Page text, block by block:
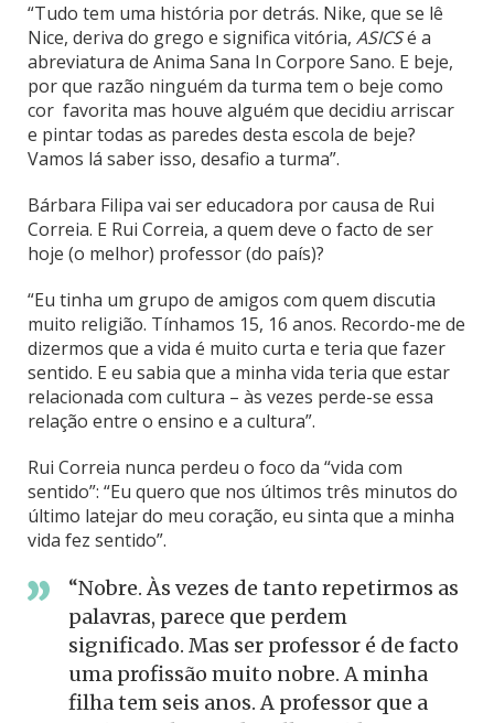
“Tudo tem uma história por detrás. Nike, que se lê
Nice, deriva do grego e significa vitória, ASICSé a
abreviatura de Anima Sana In Corpore Sano. E beje,
por que razão ninguém da turma tem o beje como
cor favorita mas houve alguém que decidiu arriscar
e pintar todas as paredes desta escola de beje?
Vamos lá saber isso, desafio a turma”.
Bárbara Filipa vai ser educadora por causa de Rui
Correia. E Rui Correia, a quem deve o facto de ser
hoje (o melhor) professor (do país)?
“Eu tinha um grupo de amigos com quem discutia
muito religião. Tínhamos 15, 16 anos. Recordo-me de
dizermos que a vida é muito curta e teria que fazer
sentido. E eu sabia que a minha vida teria que estar
relacionada com cultura – às vezes perde-se essa
relação entre o ensino e a cultura”.
Rui Correia nunca perdeu o foco da “vida com
sentido”: “Eu quero que nos últimos três minutos do
último latejar do meu coração, eu sinta que a minha
vida fez sentido”.
“Nobre. Às vezes de tanto repetirmos as
palavras, parece que perdem
significado. Mas ser professor é de facto
uma profissão muito nobre. A minha
filha tem seis anos. A professor que a